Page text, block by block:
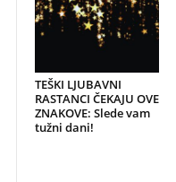
TEŠKI LJUBAVNI
RASTANCI ČEKAJU OVE
ZNAKOVE: Slede vam
tužni dani!